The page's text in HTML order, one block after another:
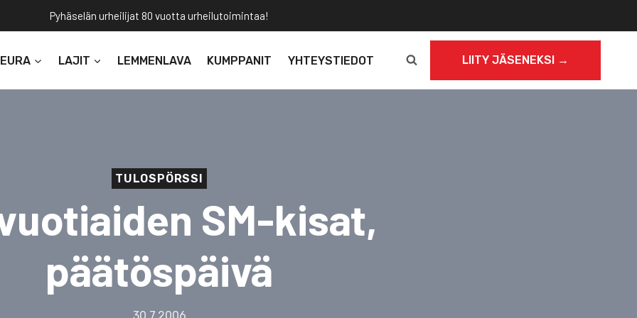
Pyhäselän urheilijat 80 vuotta urheilutoimintaa!
LAJIT LEMMENLAVA KUMPPANIT YHTEYSTIEDOT LIITY JÄSENEKSI →
TULOSPÖRSSI
SM-kisat,
päätöspäivä